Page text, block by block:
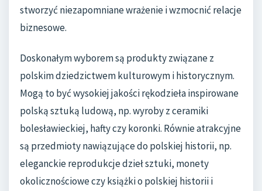
stworzyć niezapomniane wrażenie i wzmocnić relacje
biznesowe.
Doskonałym wyborem są produkty związane z
polskim dziedzictwem kulturowym i historycznym.
Mogą to być wysokiej jakości rękodzieła inspirowane
polską sztuką ludową, np. wyroby z ceramiki
bolesławieckiej, hafty czy koronki. Równie atrakcyjne
są przedmioty nawiązujące do polskiej historii, np.
eleganckie reprodukcje dzieł sztuki, monety
okolicznościowe czy książki o polskiej historii i